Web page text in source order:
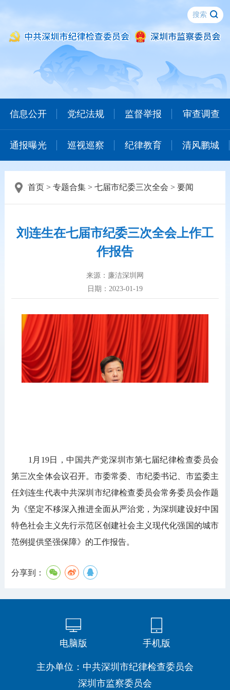
信息公开 党纪法规 监督举报 审查调查
通报曝光 巡视巡察 纪律教育 清风鹏城
首页> 专题合集> 七届市纪委三次全会 > 要闻
刘连生在七届市纪委三次全会上作工
作报告
来源：廉洁深圳网
日期：2023-01-19
1月19日，中国共产党深圳市第七届纪律检查委员会
第三次全体会议召开。市委常委、市纪委书记、市监委主
任刘连生代表中共深圳市纪律检查委员会常务委员会作题
为《坚定不移深入推进全面从严治党，为深圳建设好中国
特色社会主义先行示范区创建社会主义现代化强国的城市
范例提供坚强保障》的工作报告。
分享到：
电脑版 手机版
主办单位：中共深圳市纪律检查委员会
深圳市监察委员会